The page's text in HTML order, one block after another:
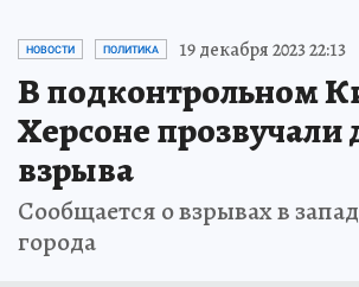
НОВОСТИ ПОЛИТИКА 19 декабря 2023 22:13
В подконтрольном
Херсоне прозвучали
взрыва
Сообщается о взрывах в
города